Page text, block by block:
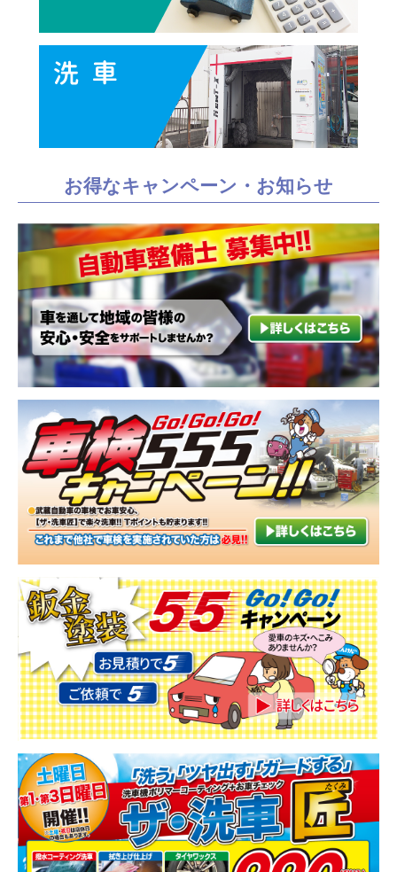
お得なキャンペーン・お知らせ